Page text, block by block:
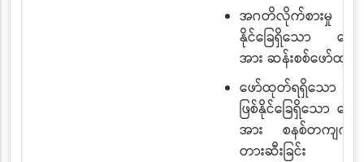
အဂတိလိုက်စားမှု
နိုင်ခြေရှိသော နေရာ
အား ဆန်းစစ်ဖော်ထုတ်
ဖော်ထုတ်ရရှိသော
ဖြစ်နိုင်ခြေရှိသော နေရ
အား စနစ်တကျက
တားဆီးခြင်း